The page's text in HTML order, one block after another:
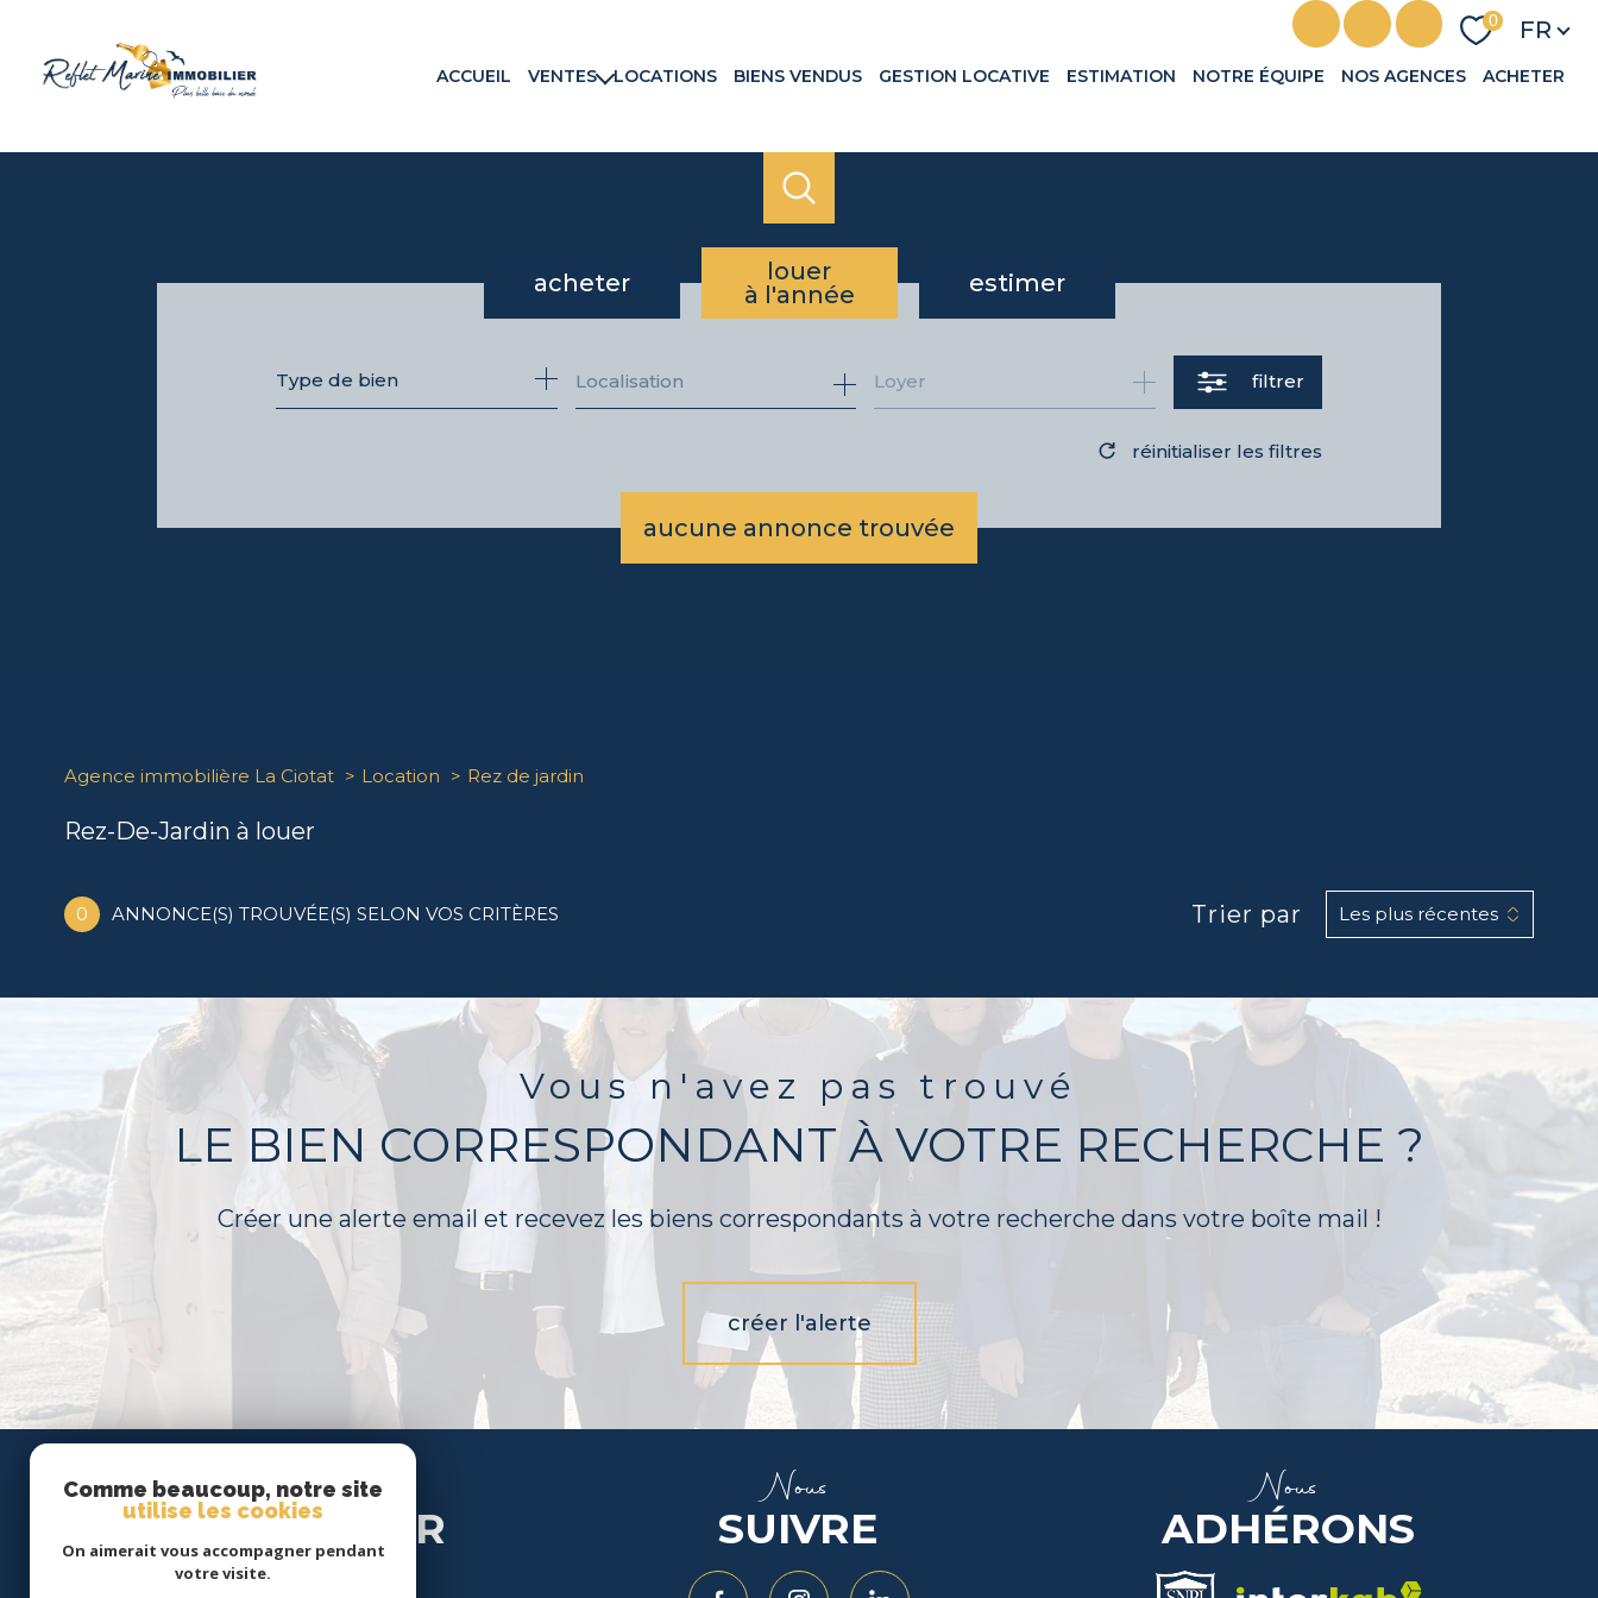
0 FR
ACCUEIL VENTES
Maisons & Villas
LOCATIONS BIENS VENDUS GESTION LOCATIVE ESTIMATION NOTRE ÉQUIPE NOS AGENCES ACHETER
acheter
de l'ancien
du neuf
louer
à l'année
estimer
Type de bien Loyer filtrer
aucune annonce trouvée
réinitialiser les filtres
Agence immobilière La Ciotat Location Rez de jardin
Rez-De-Jardin à louer
0 ANNONCE(S) TROUVÉE(S) SELON VOS CRITÈRES Trier par Les plus récentes
Vous n'avez pas trouvé
LE BIEN CORRESPONDANT À VOTRE RECHERCHE ?
Créer une alerte email et recevez les biens correspondants à votre recherche dans votre boîte mail !
créer l'alerte
Se
CONNECTER
Nous
SUIVRE
Nous
ADHÉRONS
Comme beaucoup, notre site
utilise les cookies
On aimerait vous accompagner pendant
votre visite.